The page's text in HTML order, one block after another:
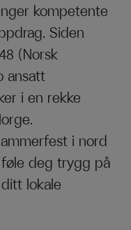
kompetente
Siden
(Norsk
ansatt
i en rekke
i nord
deg trygg på
lokale